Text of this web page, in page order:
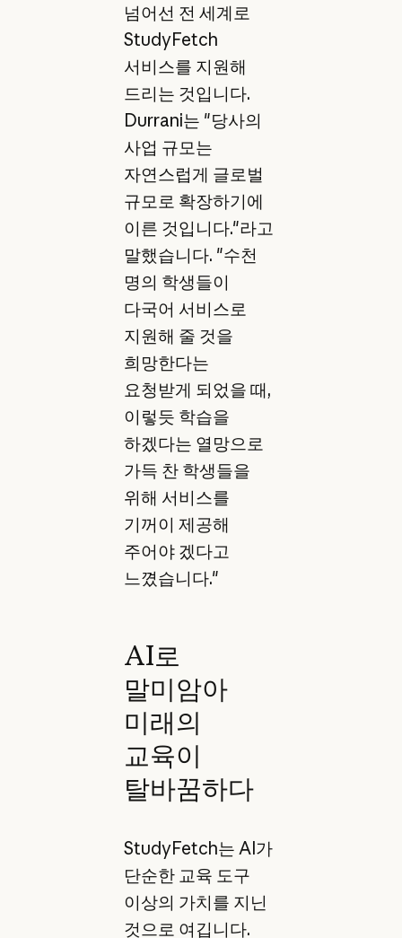
넘어선 전 세계로
StudyFetch
서비스를 지원해
드리는 것입니다.
Durrani는 "당사의
사업 규모는
자연스럽게 글로벌
규모로 확장하기에
이른 것입니다."라고
말했습니다. "수천
명의 학생들이
다국어 서비스로
지원해 줄 것을
희망한다는
요청받게 되었을 때,
이렇듯 학습을
하겠다는 열망으로
가득 찬 학생들을
위해 서비스를
기꺼이 제공해
주어야 겠다고
느꼈습니다."
AI로
말미암아
미래의
교육이
탈바꿈하다
StudyFetch는 AI가
단순한 교육 도구
이상의 가치를 지닌
것으로 여깁니다.